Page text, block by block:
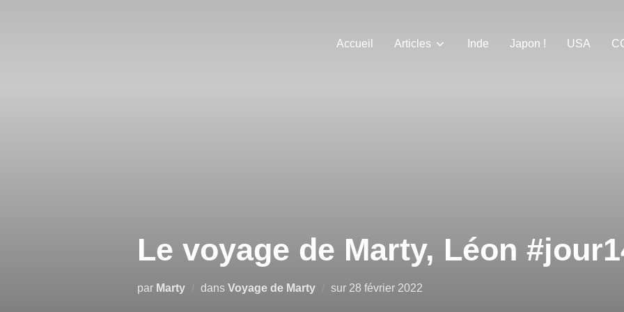
Accueil Articles Inde Japon ! USA
Le voyage de Marty, Léon
par Marty dans Voyage de Marty sur Publié
28 février 2022